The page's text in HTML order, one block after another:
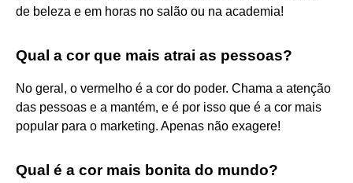
de beleza e em horas no salão ou na academia!
Qual a cor que mais atrai as pessoas?
No geral, o vermelho é a cor do poder. Chama a atenção
das pessoas e a mantém, e é por isso que é a cor mais
popular para o marketing. Apenas não exagere!
Qual é a cor mais bonita do mundo?